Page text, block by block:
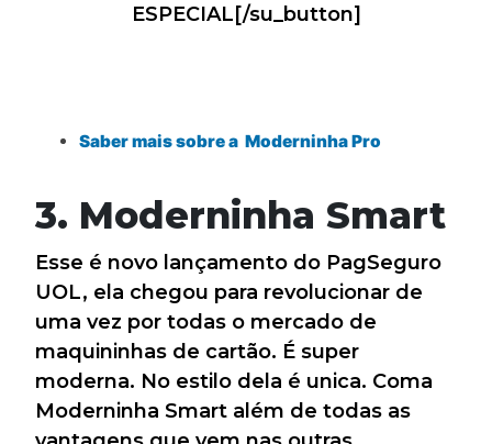
ESPECIAL[/su_button]
Saber mais sobre a Moderninha Pro
3. Moderninha Smart
Esse é novo lançamento do PagSeguro
UOL, ela chegou para revolucionar de
uma vez por todas o mercado de
maquininhas de cartão. É super
moderna. No estilo dela é unica. Coma
Moderninha Smart além de todas as